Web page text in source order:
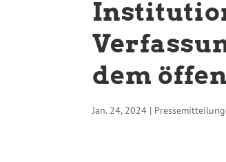
dem
Jan. 24, 2024 |